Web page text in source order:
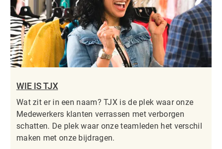
WIE IS TJX
Wat zit er in een naam? TJX is de plek waar onze
Medewerkers klanten verrassen met verborgen
schatten. De plek waar onze teamleden het verschil
maken met onze bijdragen.